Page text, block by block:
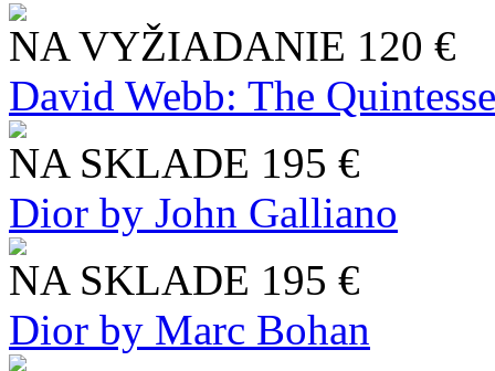
NA VYŽIADANIE 120 €
David Webb: The
NA SKLADE 195 €
Dior by John Galliano
NA SKLADE 195 €
Dior by Marc Bohan